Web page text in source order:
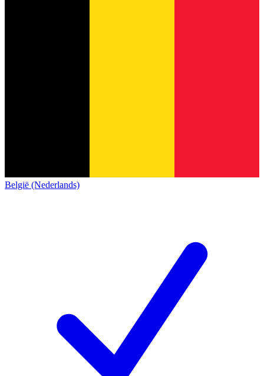
België (Nederlands)